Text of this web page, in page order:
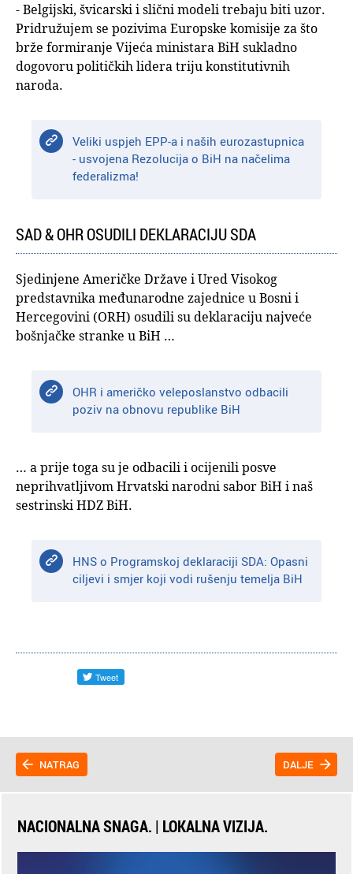
- Belgijski, švicarski i slični modeli trebaju biti uzor.
Pridružujem se pozivima Europske komisije za što
brže formiranje Vijeća ministara BiH sukladno
dogovoru političkih lidera triju konstitutivnih
naroda.
Veliki uspjeh EPP-a i naših eurozastupnica
- usvojena Rezolucija o BiH na načelima
federalizma!
SAD & OHR OSUDILI DEKLARACIJU SDA
Sjedinjene Američke Države i Ured Visokog
predstavnika međunarodne zajednice u Bosni i
Hercegovini (ORH) osudili su deklaraciju najveće
bošnjačke stranke u BiH …
OHR i američko veleposlanstvo odbacili
poziv na obnovu republike BiH
… a prije toga su je odbacili i ocijenili posve
neprihvatljivom Hrvatski narodni sabor BiH i naš
sestrinski HDZ BiH.
HNS o Programskoj deklaraciji SDA: Opasni
ciljevi i smjer koji vodi rušenju temelja BiH
NATRAG DALJE
NACIONALNA SNAGA. | LOKALNA VIZIJA.